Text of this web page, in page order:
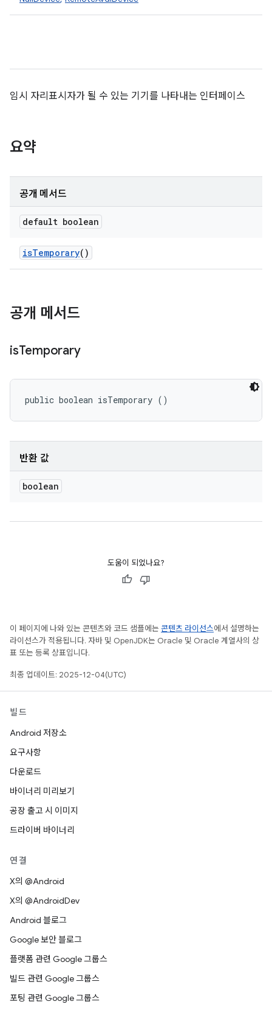
임시 자리표시자가 될 수 있는 기기를 나타내는 인터페이스
요약
공개 메서드
default boolean
isTemporary()
공개 메서드
isTemporary
public boolean isTemporary ()
반환 값
boolean
도움이 되었나요?
이 페이지에 나와 있는 콘텐츠와 코드 샘플에는 콘텐츠 라이선스에서 설명하는
라이선스가 적용됩니다. 자바 및 OpenJDK는 Oracle 및 Oracle 계열사의 상
표 또는 등록 상표입니다.
최종 업데이트: 2025-12-04(UTC)
빌드
Android 저장소
요구사항
다운로드
바이너리 미리보기
공장 출고 시 이미지
드라이버 바이너리
연결
X의 @Android
X의 @AndroidDev
Android 블로그
Google 보안 블로그
플랫폼 관련 Google 그룹스
빌드 관련 Google 그룹스
포팅 관련 Google 그룹스